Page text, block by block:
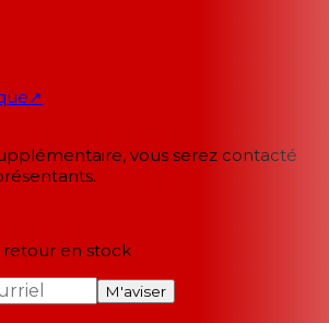
↗
vous serez contacté
retour en stock
M'aviser